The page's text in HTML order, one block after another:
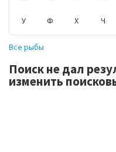
У Ф Х Ч
Все рыбы
Поиск не дал
изменить